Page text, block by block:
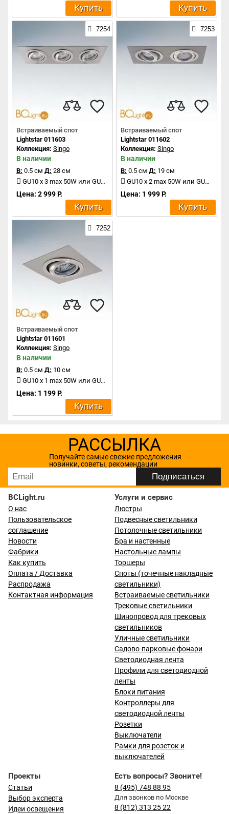
Купить Купить
7254
Встраиваемый спот
Lightstar 011603
Коллекция: Singo
В наличии
В: 0.5 см Д: 28 см
GU10 x 3 max 50W или GU5.3 x 3 max 50W
Цена: 2 999 Р.
Купить
7253
Встраиваемый спот
Lightstar 011602
Коллекция: Singo
В наличии
В: 0.5 см Д: 19 см
GU10 x 2 max 50W или GU5.3 x 2 max 50W
Цена: 1 999 Р.
Купить
7252
Встраиваемый спот
Lightstar 011601
Коллекция: Singo
В наличии
В: 0.5 см Д: 10 см
GU10 x 1 max 50W или GU5.3 x 1 max 50W
Цена: 1 199 Р.
Купить
РАССЫЛКА
Получайте самые свежие предложения
новинки, советы, рекомендации
BCLight.ru
О нас
Пользовательское
соглашение
Новости
Фабрики
Как купить
Оплата / Доставка
Распродажа
Контактная информация
Услуги и сервис
Люстры
Подвесные светильники
Потолочные светильники
Бра и настенные
Настольные лампы
Торшеры
Споты (точечные накладные
светильники)
Встраиваемые светильники
Трековые светильники
Шинопровод для трековых
светильников
Уличные светильники
Садово-парковые фонари
Светодиодная лента
Профили для светодиодной
ленты
Блоки питания
Контроллеры для
светодиодной ленты
Розетки
Выключатели
Рамки для розеток и
выключателей
Проекты
Статьи
Выбор эксперта
Идеи освещения
Есть вопросы? Звоните!
8 (495) 748 88 95
Для звонков по Москве
8 (812) 313 25 22